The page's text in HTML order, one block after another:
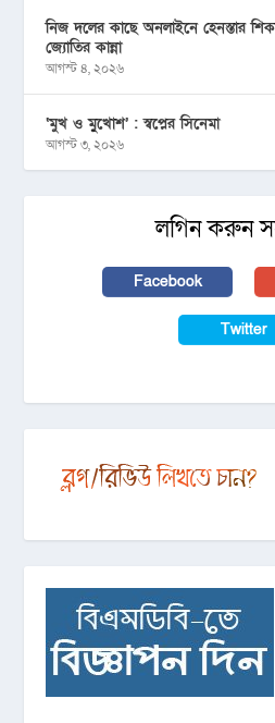
নিজ দলের কাছে অনলাইনে হেনস্তার
জ্যোতির কান্না
আগস্ট ৪, ২০২৬
‘মুখ ও মু্খোশ’ : স্বপ্নের সিনেমা
আগস্ট ৩, ২০২৬
লগিন করুন
Facebook
Twitter